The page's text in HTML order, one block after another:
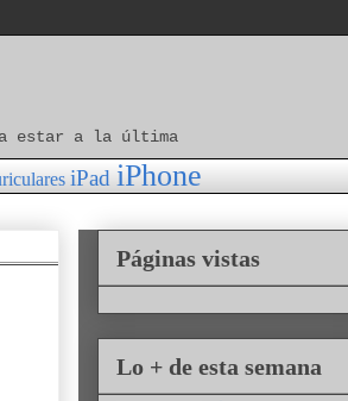
estar a la última
iPad iPhone
Páginas vistas
Lo + de esta semana